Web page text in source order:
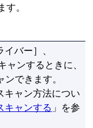
す。
イバー］、
ャンするときに、
できます。
キャン方法につい
キャンする 」を参